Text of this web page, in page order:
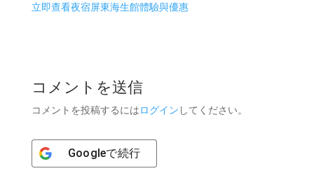
立即查看夜宿屏東海生館體驗與優惠
コメントを送信
コメントを投稿するにはログイン してください。
Googleで続行